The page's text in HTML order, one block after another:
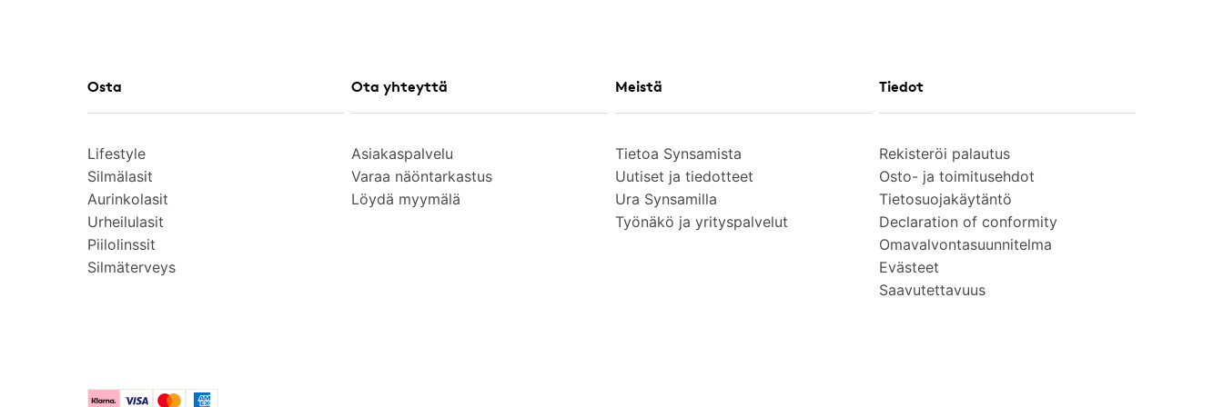
Osta
Lifestyle
Silmälasit
Aurinkolasit
Urheilulasit
Piilolinssit
Silmäterveys
Ota yhteyttä
Asiakaspalvelu
Varaa näöntarkastus
Löydä myymälä
Meistä
Tietoa Synsamista
Uutiset ja tiedotteet
Ura Synsamilla
Työnäkö ja yrityspalvelut
Tiedot
Rekisteröi palautus
Osto- ja toimitusehdot
Tietosuojakäytäntö
Declaration of conformity
Omavalvontasuunnitelma
Evästeet
Saavutettavuus
KlarnaVisa MastercardAmerican Express